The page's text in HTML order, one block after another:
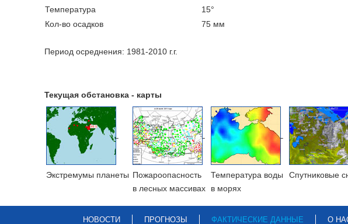
Температура
15°
Кол-во осадков
75 мм
Период осреднения: 1981-2010 г.г.
Текущая обстановка - карты
Экстремумы планеты Пожароопасность
в лесных массивах
Температура воды
в морях
Cпутниковые
НОВОСТИ ПРОГНОЗЫ ФАКТИЧЕСКИЕ ДАННЫЕ О